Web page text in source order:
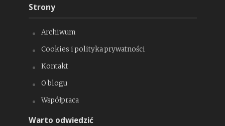
Strony
Archiwum
Cookies i polityka prywatności
Kontakt
O blogu
Współpraca
Warto odwiedzić